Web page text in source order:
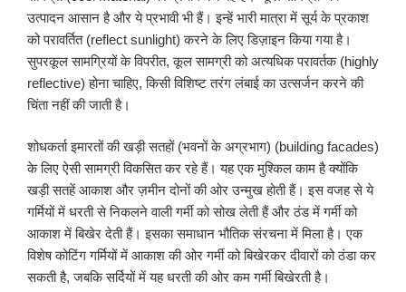
उत्पादन आसान है और ये प्रभावी भी हैं। इन्हें भारी मात्रा में सूर्य के प्रकाश
को परावर्तित (reflect sunlight) करने के लिए डिज़ाइन किया गया है।
सुपरकूल सामग्रियों के विपरीत, कूल सामग्री को अत्यधिक परावर्तक (highly
reflective) होना चाहिए, किसी विशिष्ट तरंग लंबाई का उत्सर्जन करने की
चिंता नहीं की जाती है।
शोधकर्ता इमारतों की खड़ी सतहों (भवनों के अग्रभाग) (building facades)
के लिए ऐसी सामग्री विकसित कर रहे हैं। यह एक मुश्किल काम है क्योंकि
खड़ी सतहें आकाश और ज़मीन दोनों की ओर उन्मुख होती हैं। इस वजह से ये
गर्मियों में धरती से निकलने वाली गर्मी को सोख लेती हैं और ठंड में गर्मी को
आकाश में बिखेर देती हैं। इसका समाधान भौतिक संरचना में मिला है। एक
विशेष कोटिंग गर्मियों में आकाश की ओर गर्मी को बिखेरकर दीवारों को ठंडा कर
सकती है, जबकि सर्दियों में यह धरती की ओर कम गर्मी बिखेरती है।